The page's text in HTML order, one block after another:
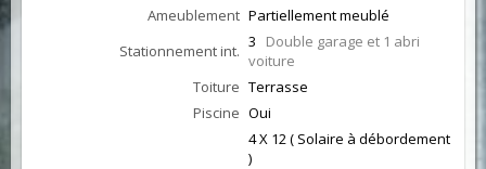
Ameublement Partiellement meublé
Stationnement int. 3 Double garage et 1 abri
voiture
Toiture Terrasse
Piscine Oui
4 X 12 ( Solaire à débordement
)